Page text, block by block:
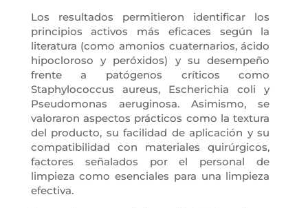
Los resultados permitieron identificar los
principios activos más eficaces según la
literatura (como amonios cuaternarios, ácido
hipocloroso y peróxidos) y su desempeño
frente a patógenos críticos como
Staphylococcus aureus, Escherichia coli y
Pseudomonas aeruginosa. Asimismo, se
valoraron aspectos prácticos como la textura
del producto, su facilidad de aplicación y su
compatibilidad con materiales quirúrgicos,
factores señalados por el personal de
limpieza como esenciales para una limpieza
efectiva.